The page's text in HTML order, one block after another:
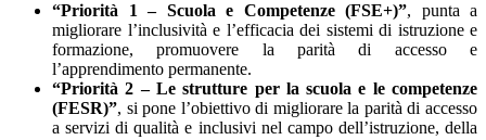
“Priorità 1 – Scuola e Competenze (FSE+)”, punta a
migliorare l’inclusività e l’efficacia dei sistemi di istruzione e
formazione, promuovere la parità di accesso e
l’apprendimento permanente.
“Priorità 2 – Le strutture per la scuola e le competenze
(FESR)”, si pone l’obiettivo di migliorare la parità di accesso
a servizi di qualità e inclusivi nel campo dell’istruzione, della